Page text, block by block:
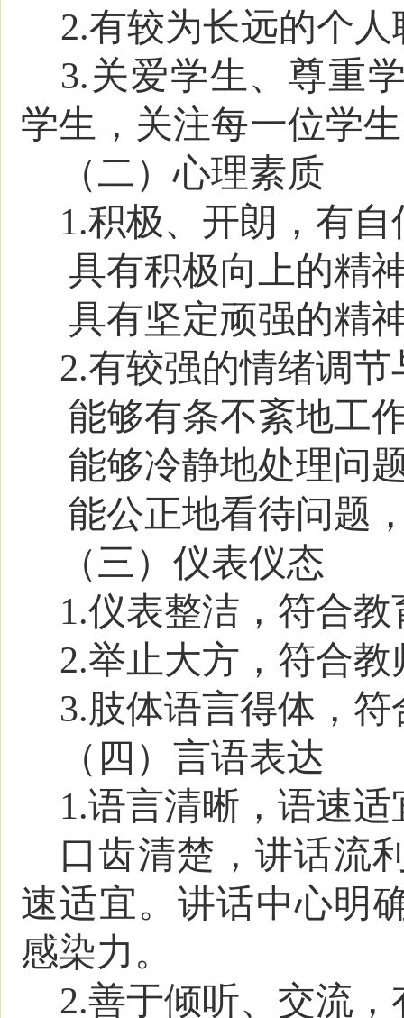
2.有较为长远的个
3.关爱学生、尊重
学生，关注每一位学
（二）心理素质
1.积极、开朗，有自
具有积极向上的精
具有坚定顽强的精
2.有较强的情绪调
能够有条不紊地工
能够冷静地处理问
能公正地看待问题
（三）仪表仪态
1.仪表整洁，符合
2.举止大方，符合
3.肢体语言得体，
（四）言语表达
1.语言清晰，语速
口齿清楚，讲话流
速适宜。讲话中心明
感染力。
2.善于倾听、交流